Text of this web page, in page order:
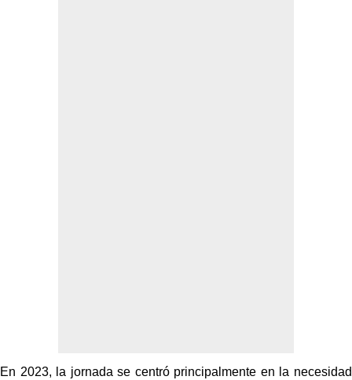
En 2023, la jornada se centró principalmente en la necesidad